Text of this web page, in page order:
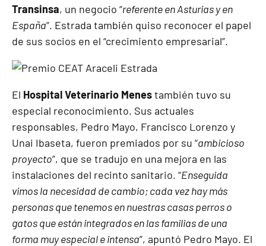
Transinsa, un negocio “referente en Asturias y en
España”. Estrada también quiso reconocer el papel
de sus socios en el “crecimiento empresarial”.
El Hospital Veterinario Menestambién tuvo su
especial reconocimiento. Sus actuales
responsables, Pedro Mayo, Francisco Lorenzo y
Unai Ibaseta, fueron premiados por su “ambicioso
proyecto”, que se tradujo en una mejora en las
instalaciones del recinto sanitario. “Enseguida
vimos la necesidad de cambio; cada vez hay más
personas que tenemos en nuestras casas perros o
gatos que están integrados en las familias de una
forma muy especial e intensa”, apuntó Pedro Mayo. El